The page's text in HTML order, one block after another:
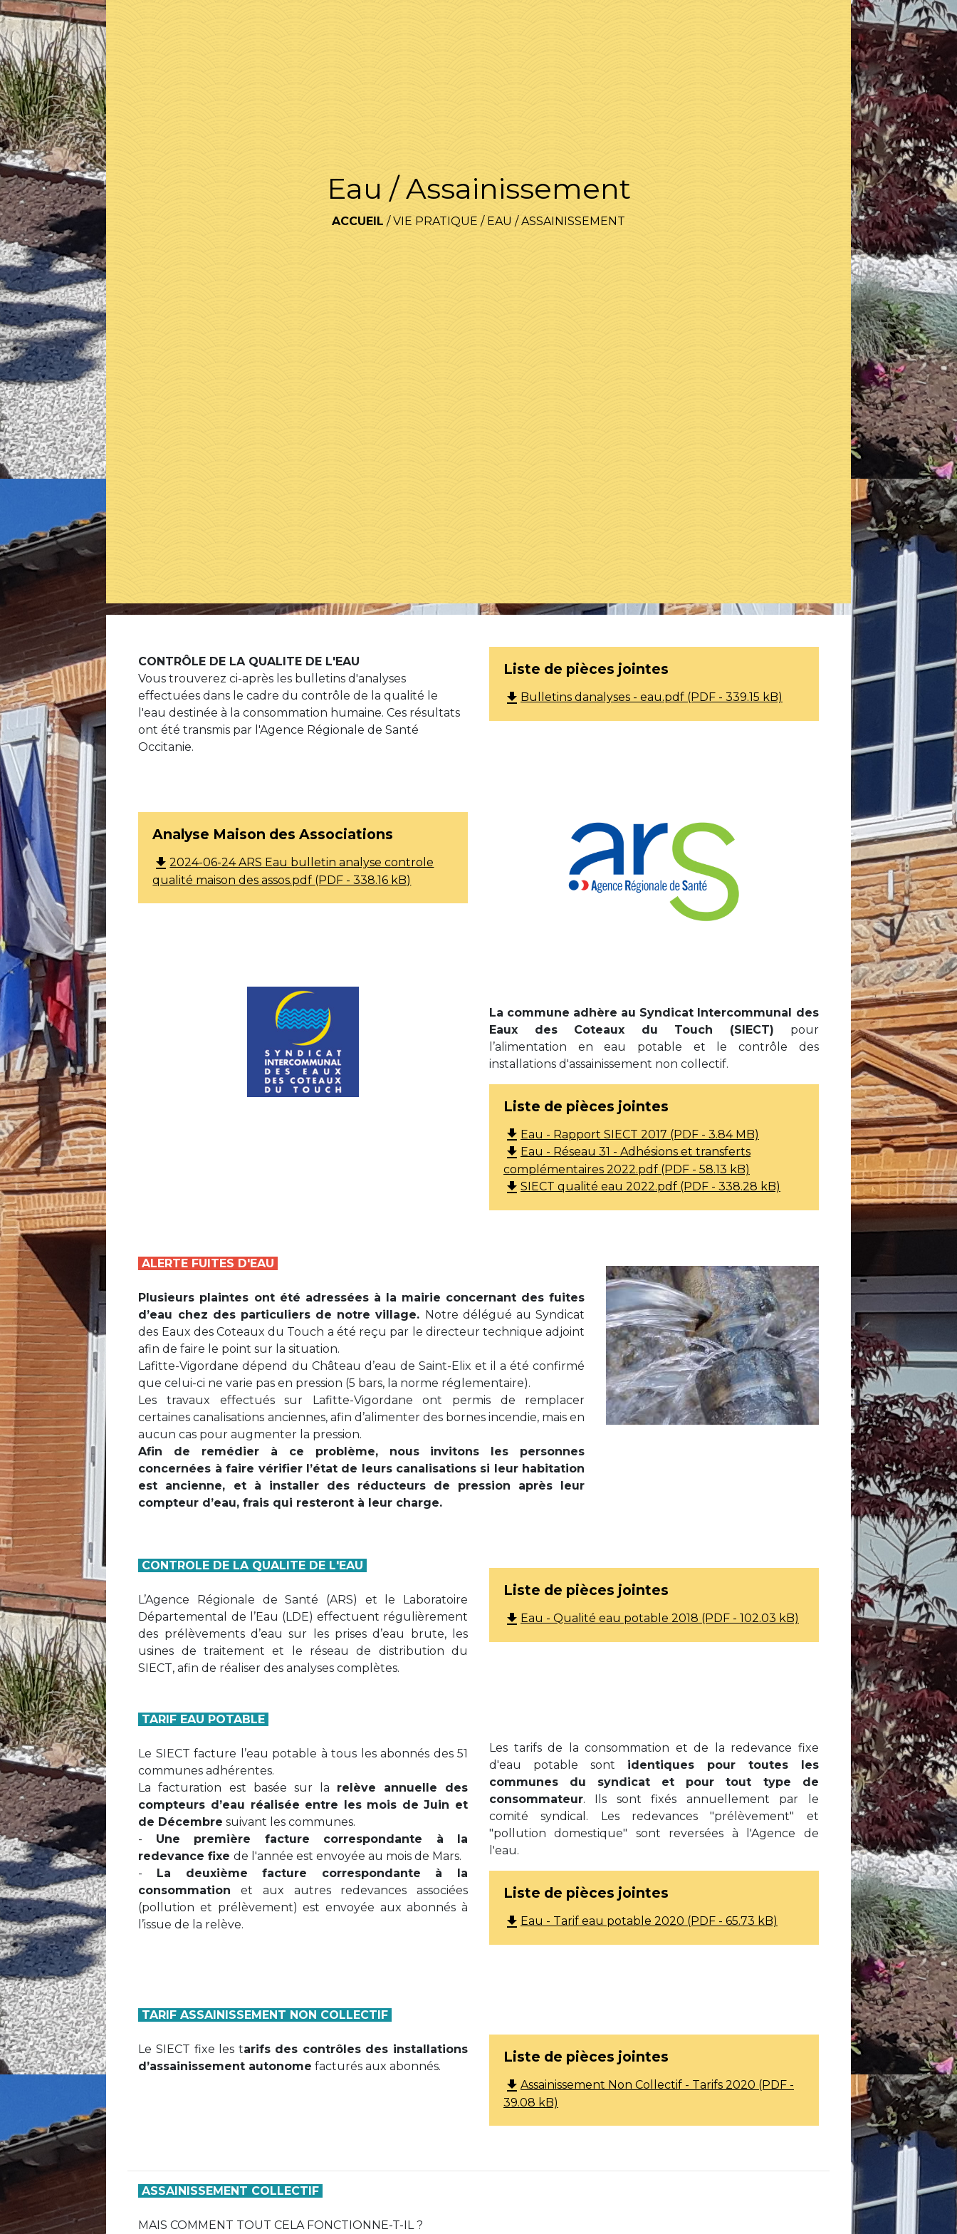
Eau / Assainissement
ACCUEIL /VIE PRATIQUE / EAU / ASSAINISSEMENT
CONTRÔLE DE LA QUALITE DE L'EAU
Vous trouverez ci-après les bulletins d'analyses
effectuées dans le cadre du contrôle de la qualité le
l'eau destinée à la consommation humaine. Ces résultats
ont été transmis par l'Agence Régionale de Santé
Occitanie.
Liste de pièces jointes
file_download Bulletins danalyses - eau.pdf (PDF - 339.15 kB)
Analyse Maison des Associations
file_download2024-06-24 ARS Eau bulletin analyse controle
qualité maison des assos.pdf (PDF - 338.16 kB)
La commune adhère au Syndicat Intercommunal des
Eaux des Coteaux du Touch (SIECT) pour
l’alimentation en eau potable et le contrôle des
installations d'assainissement non collectif.
Liste de pièces jointes
file_download Eau - Rapport SIECT 2017 (PDF - 3.84 MB)
file_download Eau - Réseau 31 - Adhésions et transferts
complémentaires 2022.pdf (PDF - 58.13 kB)
file_download SIECT qualité eau 2022.pdf (PDF - 338.28 kB)
ALERTE FUITES D'EAU
Plusieurs plaintes ont été adressées à la mairie concernant des fuites
d’eau chez des particuliers de notre village. Notre délégué au Syndicat
des Eaux des Coteaux du Touch a été reçu par le directeur technique adjoint
afin de faire le point sur la situation.
Lafitte-Vigordane dépend du Château d’eau de Saint-Elix et il a été confirmé
que celui-ci ne varie pas en pression (5 bars, la norme réglementaire).
Les travaux effectués sur Lafitte-Vigordane ont permis de remplacer
certaines canalisations anciennes, afin d’alimenter des bornes incendie, mais en
aucun cas pour augmenter la pression.
Afin de remédier à ce problème, nous invitons les personnes
concernées à faire vérifier l’état de leurs canalisations si leur habitation
est ancienne, et à installer des réducteurs de pression après leur
compteur d’eau, frais qui resteront à leur charge.
CONTROLE DE LA QUALITE DE L'EAU
L’Agence Régionale de Santé (ARS) et le Laboratoire
Départemental de l’Eau (LDE) effectuent régulièrement
des prélèvements d’eau sur les prises d’eau brute, les
usines de traitement et le réseau de distribution du
SIECT, afin de réaliser des analyses complètes.
Liste de pièces jointes
file_download Eau - Qualité eau potable 2018 (PDF - 102.03 kB)
TARIF EAU POTABLE
Le SIECT facture l’eau potable à tous les abonnés des 51
communes adhérentes.
La facturation est basée sur la relève annuelle des
compteurs d’eau réalisée entre les mois de Juin et
de Décembre suivant les communes.
- Une première facture correspondante à la
redevance fixede l'année est envoyée au mois de Mars.
- La deuxième facture correspondante à la
consommation et aux autres redevances associées
(pollution et prélèvement) est envoyée aux abonnés à
l’issue de la relève.
Les tarifs de la consommation et de la redevance fixe
d'eau potable sont identiques pour toutes les
communes du syndicat et pour tout type de
consommateur. Ils sont fixés annuellement par le
comité syndical. Les redevances "prélèvement" et
"pollution domestique" sont reversées à l'Agence de
l'eau.
Liste de pièces jointes
file_download Eau - Tarif eau potable 2020 (PDF - 65.73 kB)
TARIF ASSAINISSEMENT NON COLLECTIF
Le SIECT fixe les tarifs des contrôles des installations
d’assainissement autonome facturés aux abonnés.
Liste de pièces jointes
file_download Assainissement Non Collectif - Tarifs 2020 (PDF -
39.08 kB)
ASSAINISSEMENT COLLECTIF
MAIS COMMENT TOUT CELA FONCTIONNE-T-IL ?